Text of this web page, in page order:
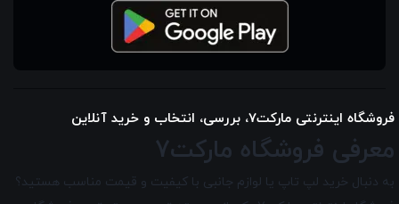
فروشگاه اینترنتی مارکت7، بررسی، انتخاب و خرید آنلاین
معرفی فروشگاه مارکت7
به دنبال خرید لپ تاپ یا لوازم جانبی با کیفیت و قیمت مناسب هستید؟